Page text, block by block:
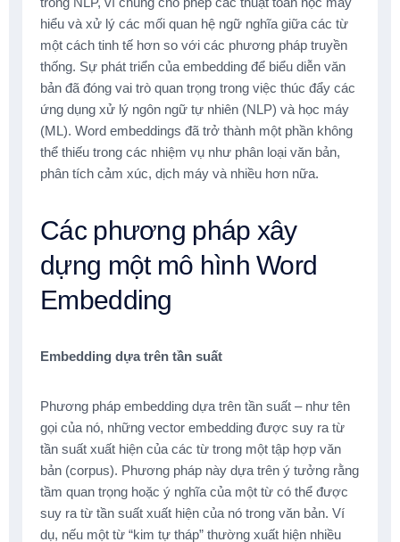
hiểu và xử lý các mối quan hệ ngữ nghĩa giữa các từ
một cách tinh tế hơn so với các phương pháp truyền
thống. Sự phát triển của embedding để biểu diễn văn
bản đã đóng vai trò quan trọng trong việc thúc đẩy các
ứng dụng xử lý ngôn ngữ tự nhiên (NLP) và học máy
(ML). Word embeddings đã trở thành một phần không
thể thiếu trong các nhiệm vụ như phân loại văn bản,
phân tích cảm xúc, dịch máy và nhiều hơn nữa.
Các phương pháp xây
dựng một mô hình Word
Embedding
Embedding dựa trên tần suất
Phương pháp embedding dựa trên tần suất – như tên
gọi của nó, những vector embedding được suy ra từ
tần suất xuất hiện của các từ trong một tập hợp văn
bản (corpus). Phương pháp này dựa trên ý tưởng rằng
tầm quan trọng hoặc ý nghĩa của một từ có thể được
suy ra từ tần suất xuất hiện của nó trong văn bản. Ví
dụ, nếu một từ “kim tự tháp” thường xuất hiện nhiều